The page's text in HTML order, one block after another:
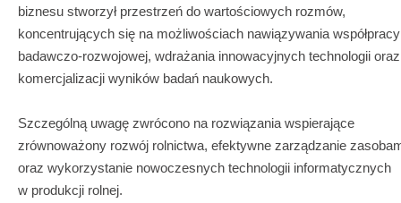
biznesu stworzył przestrzeń do wartościowych rozmów,
koncentrujących się na możliwościach nawiązywania współpracy
badawczo-rozwojowej, wdrażania innowacyjnych technologii oraz
komercjalizacji wyników badań naukowych.
Szczególną uwagę zwrócono na rozwiązania wspierające
zrównoważony rozwój rolnictwa, efektywne zarządzanie
oraz wykorzystanie nowoczesnych technologii informatycznych
w produkcji rolnej.